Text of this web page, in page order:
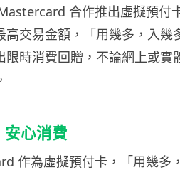
合作推出虛擬預付
高交易金額，「用幾多，入幾
限時消費回贈，不論網上或實
安心消費
作為虛擬預付卡，「用幾多